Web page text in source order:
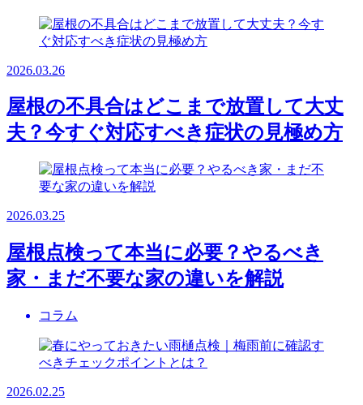
2026.03.26
屋根の不具合はどこまで放置して大丈
夫？今すぐ対応すべき症状の見極め方
2026.03.25
屋根点検って本当に必要？やるべき
家・まだ不要な家の違いを解説
コラム
2026.02.25